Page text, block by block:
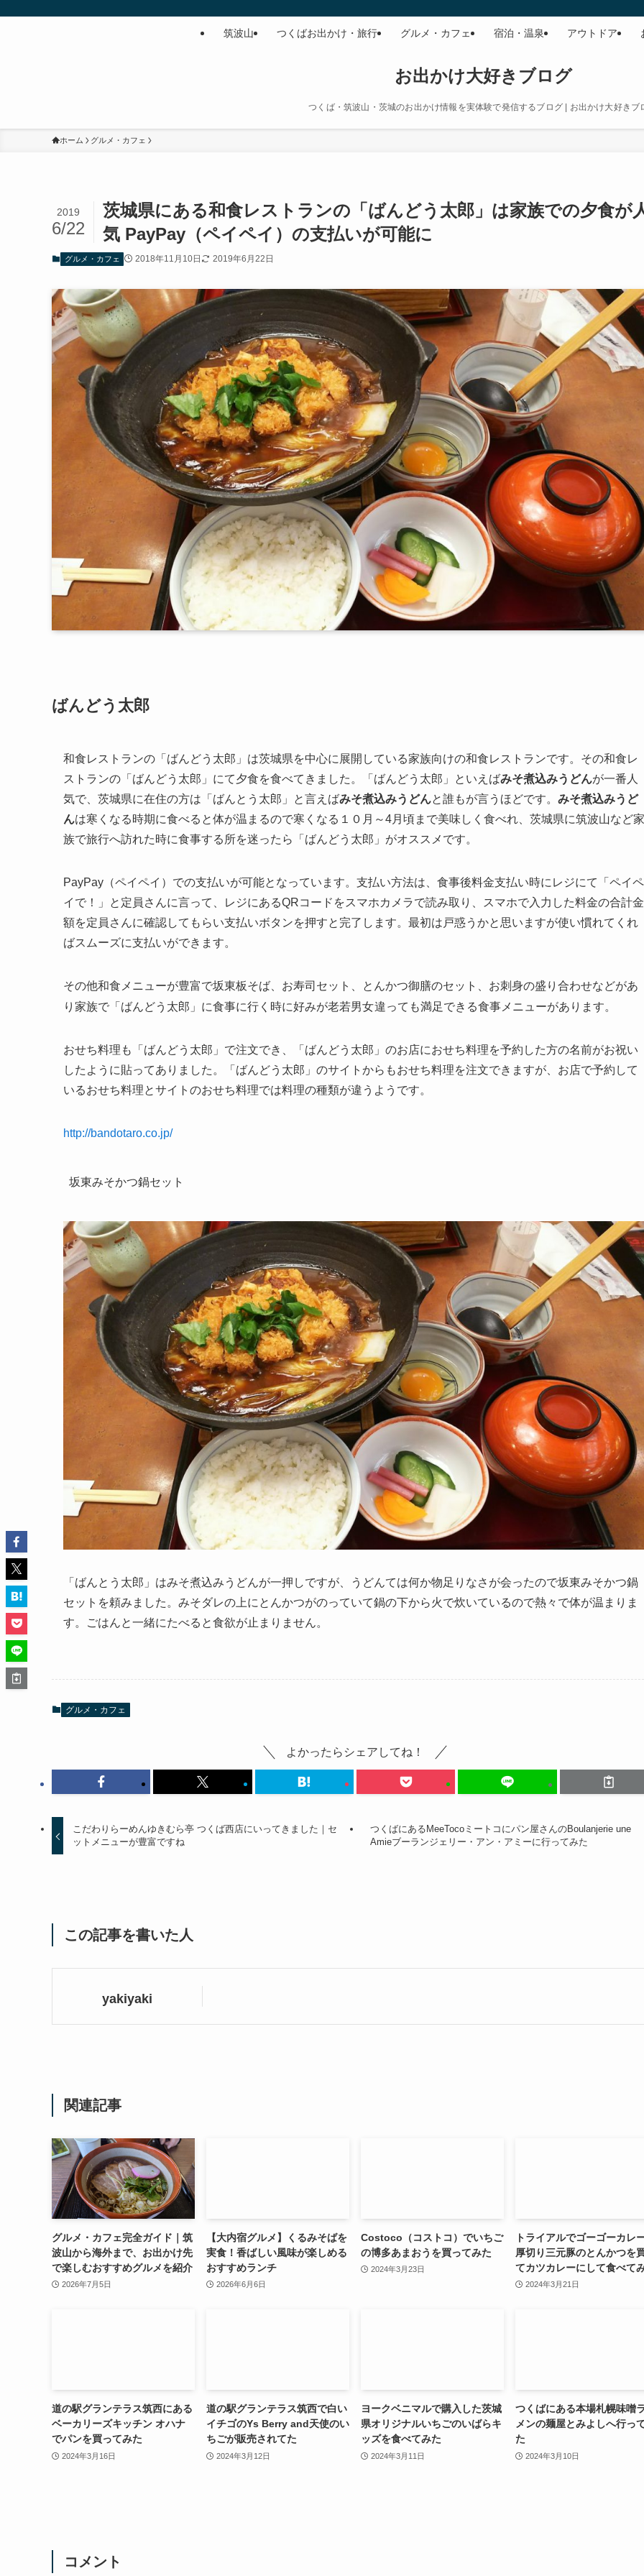
お出かけ大好きブログ
つくば・筑波山・茨城のお出かけ情報を実体験で発信するブログ | お出かけ大好きブ
筑波山 つくばお出かけ・旅行 グルメ・カフェ 宿泊・温泉 アウトドア
ホーム グルメ・カフェ
茨城県にある和食レストランの「ばんどう太郎」は家族での夕食が
気 PayPay（ペイペイ）の支払いが可能に
2019
6/22
グルメ・カフェ 2018年11月10日 2019年6月22日
ばんどう太郎
和食レストランの「ばんどう太郎」は茨城県を中心に展開している家族向けの和食レストランです。その和食レ
ストランの「ばんどう太郎」にて夕食を食べてきました。「ばんどう太郎」といえばみそ煮込みうどんが一番人
気で、茨城県に在住の方は「ばんとう太郎」と言えばみそ煮込みうどんと誰もが言うほどです。 みそ煮込みうど
んは寒くなる時期に食べると体が温まるので寒くなる１０月～4月頃まで美味しく食べれ、茨城県に筑波山など家
族で旅行へ訪れた時に食事する所を迷ったら「ばんどう太郎」がオススメです。
PayPay（ペイペイ）での支払いが可能となっています。支払い方法は、食事後料金支払い時にレジにて「ペイペ
イで！」と定員さんに言って、レジにあるQRコードをスマホカメラで読み取り、スマホで入力した料金の合計金
額を定員さんに確認してもらい支払いボタンを押すと完了します。最初は戸惑うかと思いますが使い慣れてくれ
ばスムーズに支払いができます。
その他和食メニューが豊富で坂東板そば、お寿司セット、とんかつ御膳のセット、お刺身の盛り合わせなどがあ
り家族で「ばんどう太郎」に食事に行く時に好みが老若男女違っても満足できる食事メニューがあります。
おせち料理も「ばんどう太郎」で注文でき、「ばんどう太郎」のお店におせち料理を予約した方の名前がお祝い
したように貼ってありました。「ばんどう太郎」のサイトからもおせち料理を注文できますが、お店で予約して
いるおせち料理とサイトのおせち料理では料理の種類が違うようです。
http://bandotaro.co.jp/
坂東みそかつ鍋セット
「ばんとう太郎」はみそ煮込みうどんが一押しですが、うどんては何か物足りなさが会ったので坂東みそかつ鍋
セットを頼みました。みそダレの上にとんかつがのっていて鍋の下から火で炊いているので熱々で体が温まりま
す。ごはんと一緒にたべると食欲が止まりません。
グルメ・カフェ
よかったらシェアしてね！
こだわりらーめんゆきむら亭 つくば西店にいってきました｜セ
ットメニューが豊富ですね
つくばにあるMeeTocoミートコにパン屋さんのBoulanjerie une
Amieブーランジェリー・アン・アミーに行ってみた
この記事を書いた人
yakiyaki
関連記事
グルメ・カフェ完全ガイド｜筑
波山から海外まで、お出かけ先
で楽しむおすすめグルメを紹介
2026年7月5日
【大内宿グルメ】くるみそばを
実食！香ばしい風味が楽しめる
おすすめランチ
2026年6月6日
Costoco（コストコ）でいちご
の博多あまおうを買ってみた
2024年3月23日
トライアルでゴーゴーカレ
厚切り三元豚のとんかつを
てカツカレーにして食べて
2024年3月21日
道の駅グランテラス筑西にある
ベーカリーズキッチン オハナ
でパンを買ってみた
2024年3月16日
道の駅グランテラス筑西で白い
イチゴのYs Berry and天使のい
ちごが販売されてた
2024年3月12日
ヨークベニマルで購入した茨城
県オリジナルいちごのいばらキ
ッズを食べてみた
2024年3月11日
つくばにある本場札幌味噌
メンの麺屋とみよしへ行っ
た
2024年3月10日
コメント